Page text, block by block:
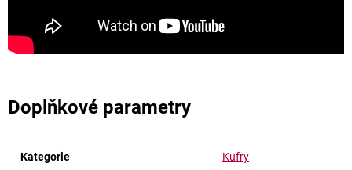
Doplňkové parametry
Kategorie Kufry